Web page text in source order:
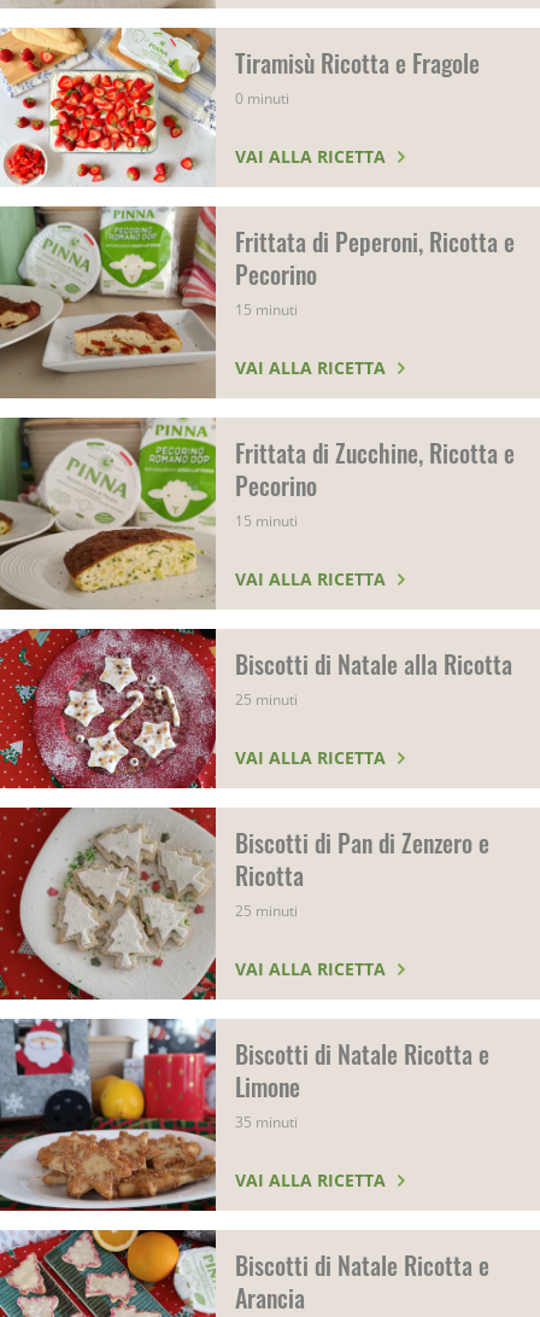
Tiramisù Ricotta e Fragole
0 minuti
VAI ALLA RICETTA
Frittata di Peperoni, Ricotta e
Pecorino
15 minuti
VAI ALLA RICETTA
Frittata di Zucchine, Ricotta e
Pecorino
15 minuti
VAI ALLA RICETTA
Biscotti di Natale alla Ricotta
25 minuti
VAI ALLA RICETTA
Biscotti di Pan di Zenzero e
Ricotta
25 minuti
VAI ALLA RICETTA
Biscotti di Natale Ricotta e
Limone
35 minuti
VAI ALLA RICETTA
Biscotti di Natale Ricotta e
Arancia